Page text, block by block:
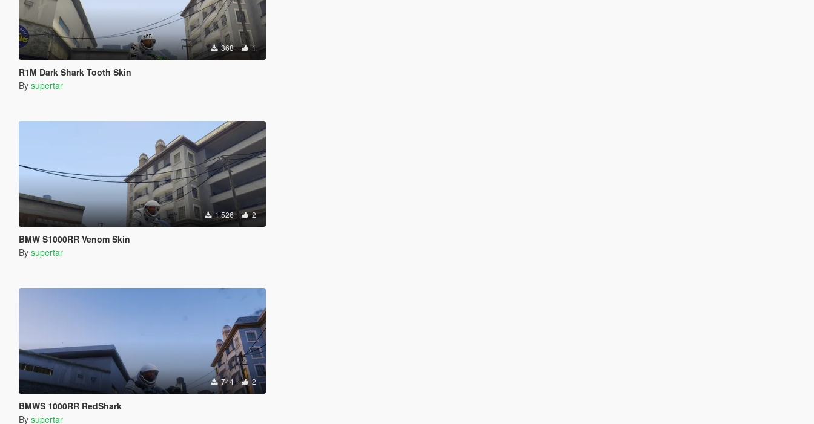
368 1
R1M Dark Shark Tooth Skin
By supertar
1.526 2
BMW S1000RR Venom Skin
By supertar
744 2
BMWS 1000RR RedShark
By supertar